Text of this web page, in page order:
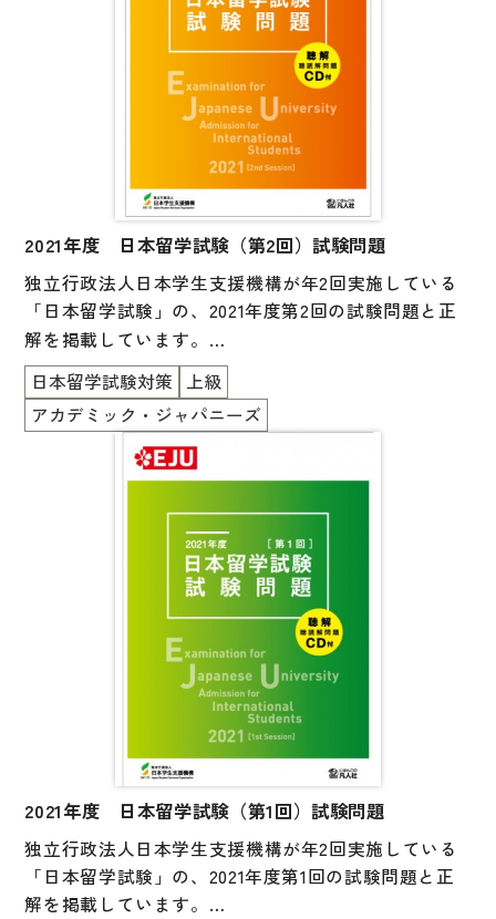
す。聴解・聴読解音声CD付。
受験指導をなさる方と受験者に必携の一冊です。
2021年度 日本留学試験（第2回）試験問題
独立行政法人日本学生支援機構が年2回実施している
「日本留学試験」の、 2021年度第2回の試験問題と正
解を掲載しています。
一冊に「日本語」「理科」「総合科目」「数学（コー
ス 1 ／コース 2）」がすべて掲載されています。
また、「日本語」以外の科目の英語版も掲載されてい
付属の CD には日本語科目の「聴解・聴読解」の音声
が収録されており、巻末には参考資料として実施要
項、応募者数・受験者数一覧、試験会場一覧、シラバ
ス（出題範囲）、音声スクリプトが掲載されていま
す。聴解・聴読解音声CD付。
受験指導をなさる方と受験者に必携の一冊です。
日本留学試験対策
上級
アカデミック・ジャパニーズ
2021年度 日本留学試験（第1回）試験問題
独立行政法人日本学生支援機構が年2回実施している
「日本留学試験」の、2021年度第1回の試験問題と正
解を掲載しています。